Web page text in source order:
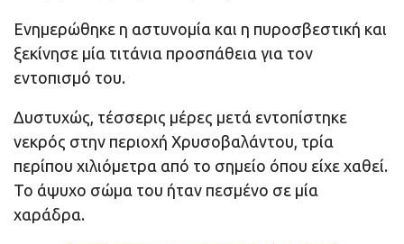
Ενημερώθηκε η αστυνομία και η πυροσβεστική και
ξεκίνησε μία τιτάνια προσπάθεια για τον
εντοπισμό του.
Δυστυχώς, τέσσερις μέρες μετά εντοπίστηκε
νεκρός στην περιοχή Χρυσοβαλάντου, τρία
περίπου χιλιόμετρα από το σημείο όπου είχε χαθεί.
Το άψυχο σώμα του ήταν πεσμένο σε μία
χαράδρα.